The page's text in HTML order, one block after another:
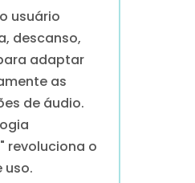
usuário
descanso,
adaptar
as
de áudio.
revoluciona o
uso.